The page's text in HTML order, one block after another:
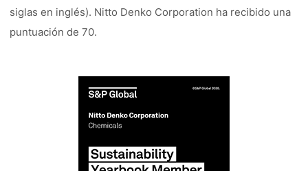
siglas en inglés). Nitto Denko Corporation ha recibido una
puntuación de 70.